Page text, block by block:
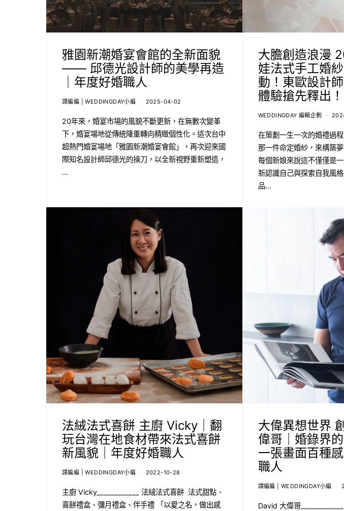
雅園新潮婚宴會館的全新面貌
—— 邱德光設計師的美學再造
｜年度好婚職人
譚編編 | WEDDINGDAY小編 2025-04-02
20年來，婚宴市場的風貌不斷更新，在無數次變革
下，婚宴場地從傳統隆重轉向精緻個性化。這次台中
超熱門婚宴場地「雅園新潮婚宴會館」，再次迎來國
際知名設計師邱德光的操刀，以全新視野重新塑造，
…
大膽創造浪漫
娃法式手工婚
動！東歐設計
體驗搶先釋出！
WEDDINGDAY 編輯企劃
在策劃一生一次的婚禮過
那一件命定婚紗，來構築
每個新娘來說這不僅僅是
新認識自己與探索自我風
品…
法絨法式喜餅 主廚 Vicky｜翻
玩台灣在地食材帶來法式喜餅
新風貌｜年度好婚職人
譚編編 | WEDDINGDAY小編 2022-10-28
主廚 Vicky____________ 法絨法式喜餅 法式甜點、
喜餅禮盒、彌月禮盒、伴手禮 「以愛之名，做出感
大偉異想世界
偉哥｜婚錄界
一張畫面百種
職人
譚編編 | WEDDINGDAY小編
David 大偉哥